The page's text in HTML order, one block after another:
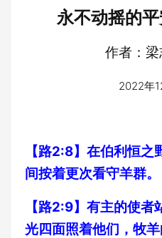
永不动摇的
作者：
2022年
【路2:8】在伯利恒
间按着更次看守羊群。
【路2:9】有主的使
光四面照着他们，牧羊